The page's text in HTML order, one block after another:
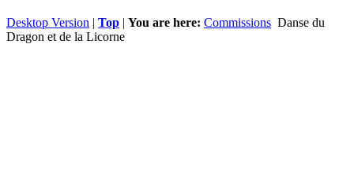
Desktop Version | Top | You are here: Commissions Danse du
Dragon et de la Licorne